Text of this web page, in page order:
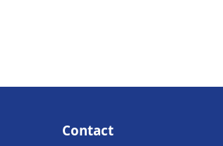
Contact